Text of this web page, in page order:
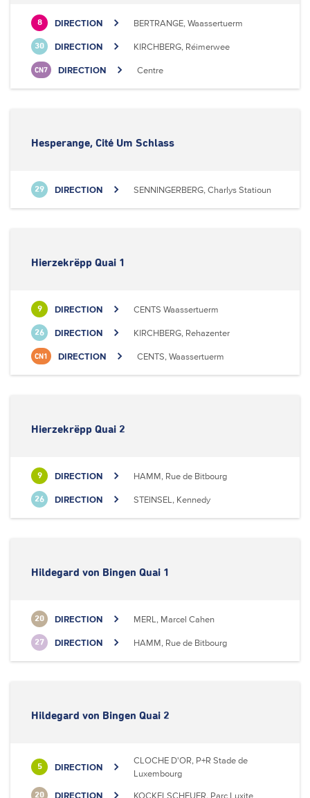
8 DIRECTION BERTRANGE, Waassertuerm
30 DIRECTION KIRCHBERG, Réimerwee
CN7 DIRECTION Centre
Hesperange, Cité Um Schlass
29 DIRECTION SENNINGERBERG, Charlys Statioun
Hierzekrëpp Quai 1
9 DIRECTION CENTS Waassertuerm
26 DIRECTION KIRCHBERG, Rehazenter
CN1 DIRECTION CENTS, Waassertuerm
Hierzekrëpp Quai 2
9 DIRECTION HAMM, Rue de Bitbourg
26 DIRECTION STEINSEL, Kennedy
Hildegard von Bingen Quai 1
20 DIRECTION MERL, Marcel Cahen
27 DIRECTION HAMM, Rue de Bitbourg
Hildegard von Bingen Quai 2
5 DIRECTION
CLOCHE D'OR, P+R Stade de
Luxembourg
20 DIRECTION KOCKELSCHEUER, Parc Luxite